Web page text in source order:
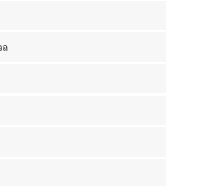
ล